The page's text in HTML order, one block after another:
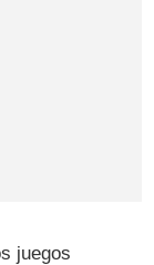
juegos